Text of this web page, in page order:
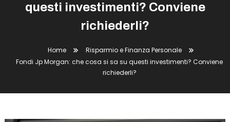
questi investimenti? Conviene
richiederli?
Home
Risparmio e Finanza Personale
Fondi Jp Morgan: che cosa si sa su questi investimenti? Conviene
richiederli?